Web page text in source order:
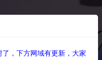
了，下方网域有更新，大家